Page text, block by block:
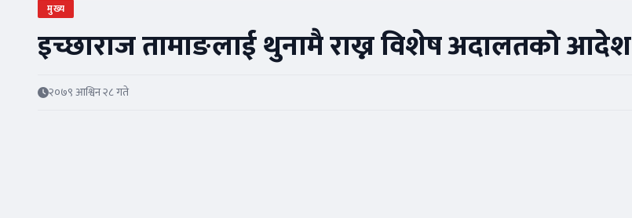
मुख्य
इच्छाराज तामाङलाई थुनामै राख्न विशेष अदालतको आदेश
२०७९ आश्विन २८ गते